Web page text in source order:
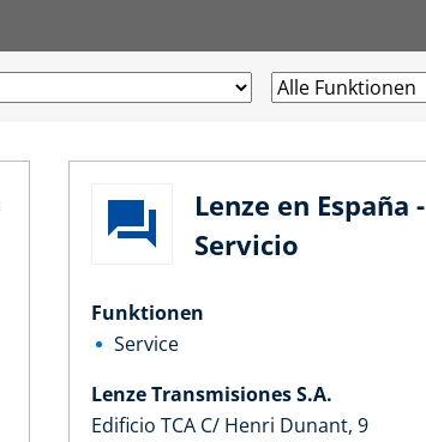
Lenze en España -
Servicio
Funktionen
Service
Lenze Transmisiones S.A.
Edificio TCA C/ Henri Dunant, 9